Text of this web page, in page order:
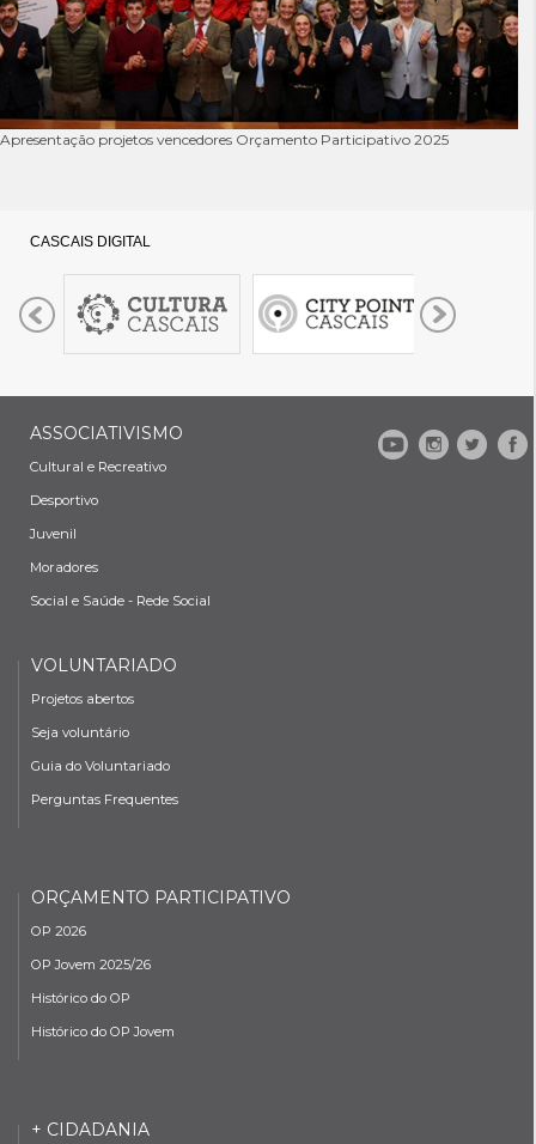
Apresentação projetos vencedores Orçamento Participativo 2025
CASCAIS DIGITAL
ASSOCIATIVISMO
Cultural e Recreativo
Desportivo
Juvenil
Moradores
Social e Saúde - Rede Social
VOLUNTARIADO
Projetos abertos
Seja voluntário
Guia do Voluntariado
Perguntas Frequentes
ORÇAMENTO PARTICIPATIVO
OP 2026
OP Jovem 2025/26
Histórico do OP
Histórico do OP Jovem
+ CIDADANIA